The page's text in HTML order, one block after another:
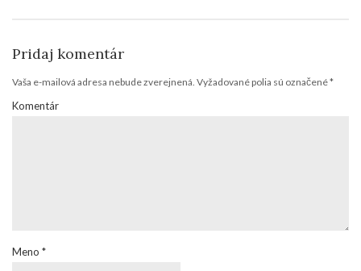
Pridaj komentár
Vaša e-mailová adresa nebude zverejnená. Vyžadované polia sú označené*
Komentár
Meno *